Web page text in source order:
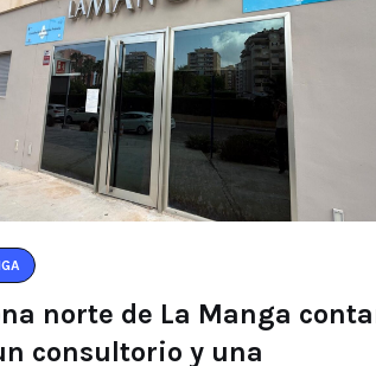
norte de La Manga
consultorio y una